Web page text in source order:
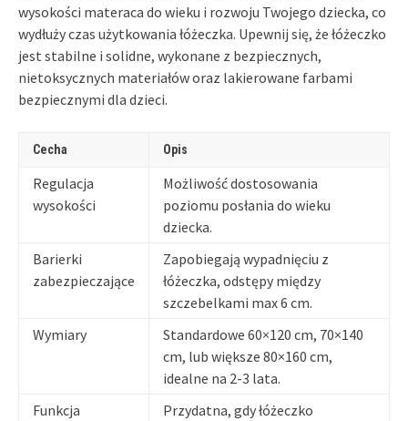
wysokości materaca do wieku i rozwoju Twojego dziecka, co
wydłuży czas użytkowania łóżeczka. Upewnij się, że łóżeczko
jest stabilne i solidne, wykonane z bezpiecznych,
nietoksycznych materiałów oraz lakierowane farbami
bezpiecznymi dla dzieci.
Cecha Opis
Regulacja
wysokości
Możliwość dostosowania
poziomu posłania do wieku
dziecka.
Barierki
zabezpieczające
Zapobiegają wypadnięciu z
łóżeczka, odstępy między
szczebelkami max 6 cm.
Wymiary
Standardowe 60×120 cm, 70×140
cm, lub większe 80×160 cm,
idealne na 2-3 lata.
Funkcja
Przydatna, gdy łóżeczko